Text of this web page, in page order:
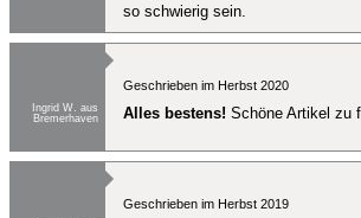
so schwierig sein.
Ingrid W. aus
Bremerhaven
Geschrieben im Herbst 2020
Alles bestens! Schöne Artikel zu
Geschrieben im Herbst 2019